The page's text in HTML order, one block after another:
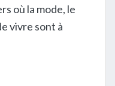
où la mode, le
vivre sont à